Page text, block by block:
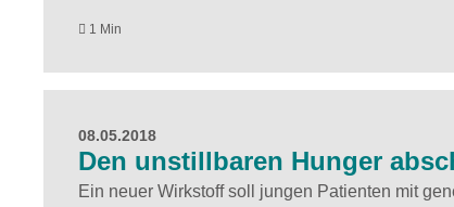
1 Min
08.05.2018
Den unstillbaren Hunger
Ein neuer Wirkstoff soll jungen Patienten mit